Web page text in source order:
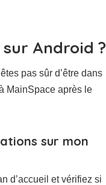
Android ?
pas sûr d’être dans
MainSpace après le
sur mon
d’accueil et vérifiez si